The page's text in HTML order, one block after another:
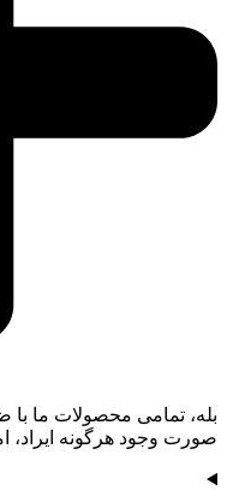
بله، تمامی محصولات ما با
صورت وجود هرگونه